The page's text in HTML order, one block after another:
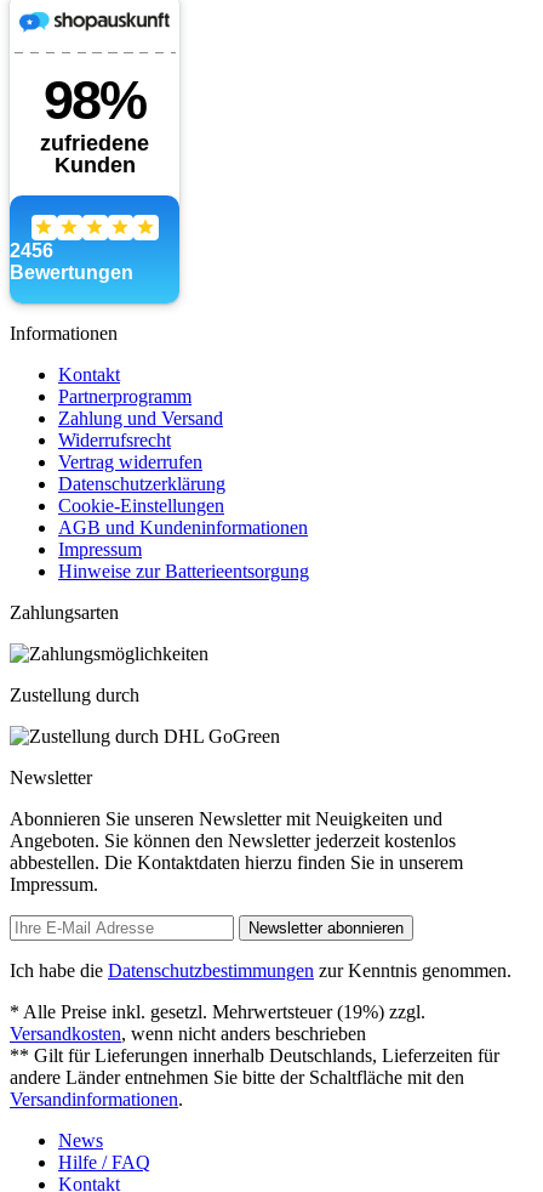
Informationen
Kontakt
Partnerprogramm
Zahlung und Versand
Widerrufsrecht
Vertrag widerrufen
Datenschutzerklärung
Cookie-Einstellungen
AGB und Kundeninformationen
Impressum
Hinweise zur Batterieentsorgung
Zahlungsarten
Zustellung durch
Newsletter
Abonnieren Sie unseren Newsletter mit Neuigkeiten und
Angeboten. Sie können den Newsletter jederzeit kostenlos
abbestellen. Die Kontaktdaten hierzu finden Sie in unserem
Impressum.
Newsletter abonnieren
Ich habe die Datenschutzbestimmungen zur Kenntnis genommen.
* Alle Preise inkl. gesetzl. Mehrwertsteuer (19%) zzgl.
Versandkosten, wenn nicht anders beschrieben
** Gilt für Lieferungen innerhalb Deutschlands, Lieferzeiten für
andere Länder entnehmen Sie bitte der Schaltfläche mit den
Versandinformationen.
News
Hilfe / FAQ
Kontakt